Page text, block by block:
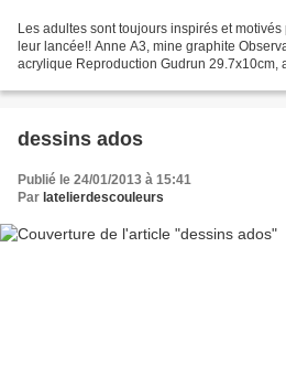
Les adultes sont toujours inspirés et
leur lancée!! Anne A3, mine graphite
acrylique Reproduction Gudrun 29.7x10cm,
dessins ados
Publié le 24/01/2013 à 15:41
Par latelierdescouleurs